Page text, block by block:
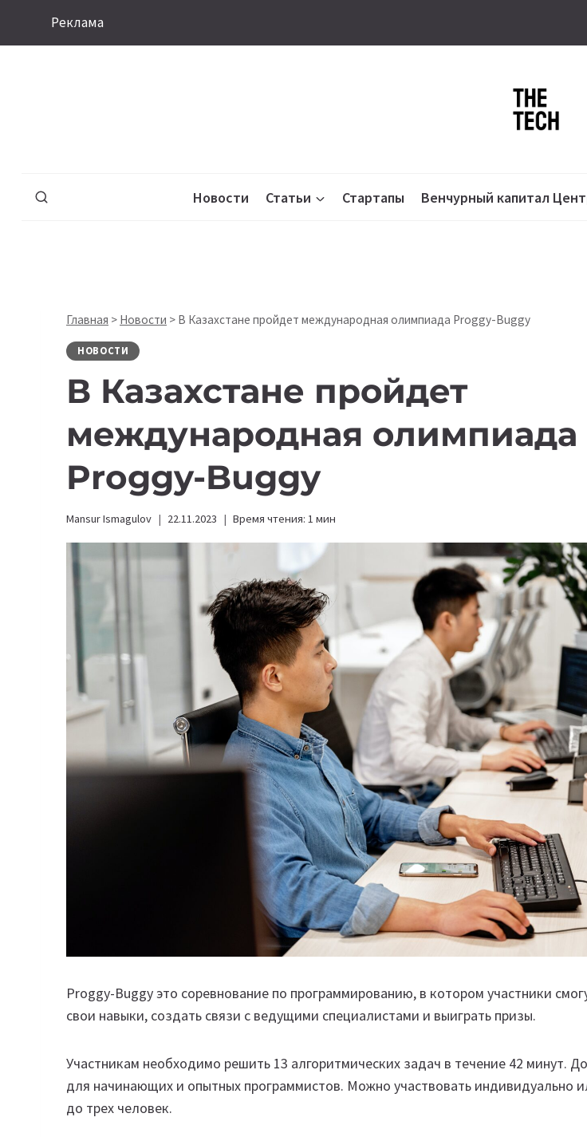
Реклама
Новости Статьи Стартапы Венчурный капитал
Главная > Новости > В Казахстане пройдет международная олимпиада Proggy-Buggy
НОВОСТИ
В Казахстане пройдет
международная олимпиада
Proggy-Buggy
Mansur Ismagulov 22.11.2023 Время чтения: 1 мин
Proggy-Buggy это соревнование по программированию, в котором участники
свои навыки, создать связи с ведущими специалистами и выиграть призы.
Участникам необходимо решить 13 алгоритмических задач в течение 42 минут.
для начинающих и опытных программистов. Можно участвовать индивидуально
до трех человек.